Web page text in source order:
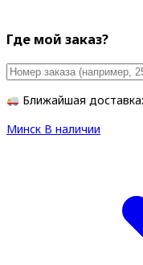
Где мой заказ?
Ближайшая
Минск В наличии